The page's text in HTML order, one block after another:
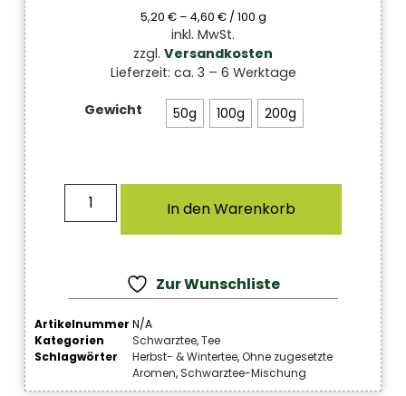
5,20 €– 4,60 €/ 100 g
inkl. MwSt.
zzgl. Versandkosten
Lieferzeit: ca. 3 – 6 Werktage
Gewicht 50g 100g 200g
In den Warenkorb
Zur Wunschliste
Artikelnummer N/A
Kategorien
Schwarztee,Tee
Schlagwörter
Herbst- & Wintertee,Ohne zugesetzte
Aromen, Schwarztee-Mischung